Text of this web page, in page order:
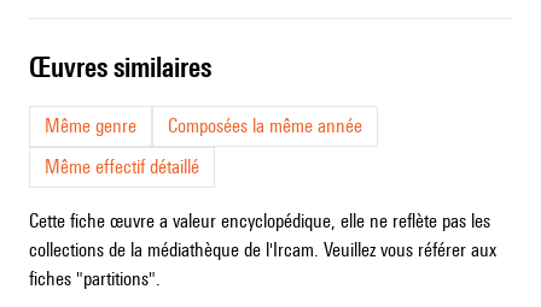
œuvres similaires
Même genre
Composées la même année
Même effectif détaillé
Cette fiche œuvre a valeur encyclopédique, elle ne reflète pas les
collections de la médiathèque de l'Ircam. Veuillez vous référer aux
fiches "partitions".